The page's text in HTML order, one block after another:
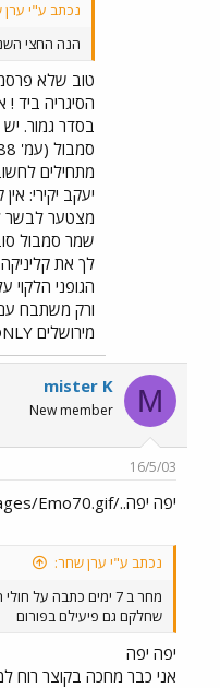
נכתב ע"י
הנה החצי
טוב שלא
הסיגריה ביד
בסדר גמור.
מתחילים
יעקב יקירי:
מצטער לבשר
שמר סמבול
לך את
ורק משתבח
מירושלים THE ONE AND ONLY !!!
M
mister K
New member
16/5/03
יפה יפה../images/Emo70.gif
נכתב ע"י ערן שחר:
מחר ב 7 ימים כתבה על חולי רכבות
שחלקם גם פיעילם בפורום
יפה יפה
אני כבר מחכה בקוצר רוח